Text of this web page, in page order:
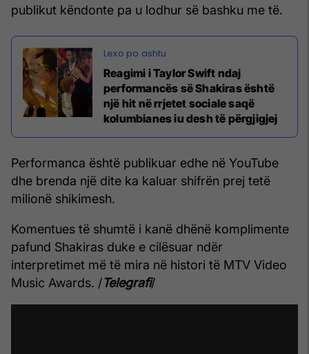
publikut këndonte pa u lodhur së bashku me të.
Reagimi i Taylor Swift ndaj
performancës së Shakiras është
një hit në rrjetet sociale saqë
kolumbianes iu desh të përgjigjej
Performanca është publikuar edhe në YouTube
dhe brenda një dite ka kaluar shifrën prej tetë
milionë shikimesh.
Komentues të shumtë i kanë dhënë komplimente
pafund Shakiras duke e cilësuar ndër
interpretimet më të mira në histori të MTV Video
Music Awards. /Telegrafi/